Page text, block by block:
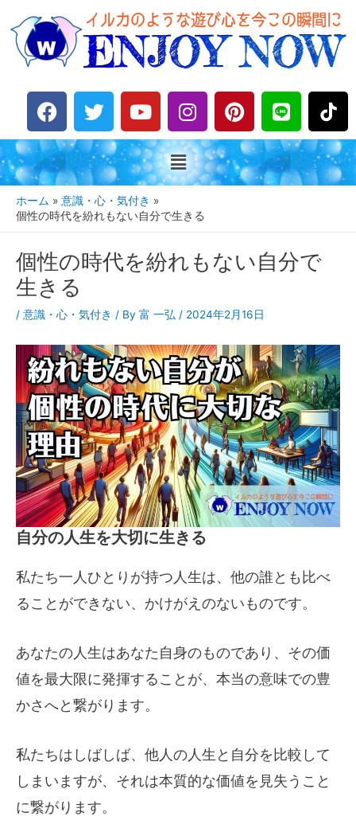
F
a
c
e
b
o
o
T
w
i
t
t
e
r
Y
o
u
t
u
b
e
I
n
s
t
a
r
m
P
i
n
t
e
t
L
i
n
e
ホーム
意識・心・気付き
個性の時代を紛れもない自分で生きる
個性の時代を紛れもない自分で
生きる
/ 意識・心・気付き / By 富 一弘 / 2024年2月16日
自分の人生を大切に生きる
私たち一人ひとりが持つ人生は、他の誰とも比べ
ることができない、かけがえのないものです。
あなたの人生はあなた自身のものであり、その価
値を最大限に発揮することが、本当の意味での豊
かさへと繋がります。
私たちはしばしば、他人の人生と自分を比較して
しまいますが、それは本質的な価値を見失うこと
に繋がります。